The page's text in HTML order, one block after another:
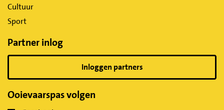
Cultuur
Sport
Partner inlog
Inloggen partners
Ooievaarspas volgen